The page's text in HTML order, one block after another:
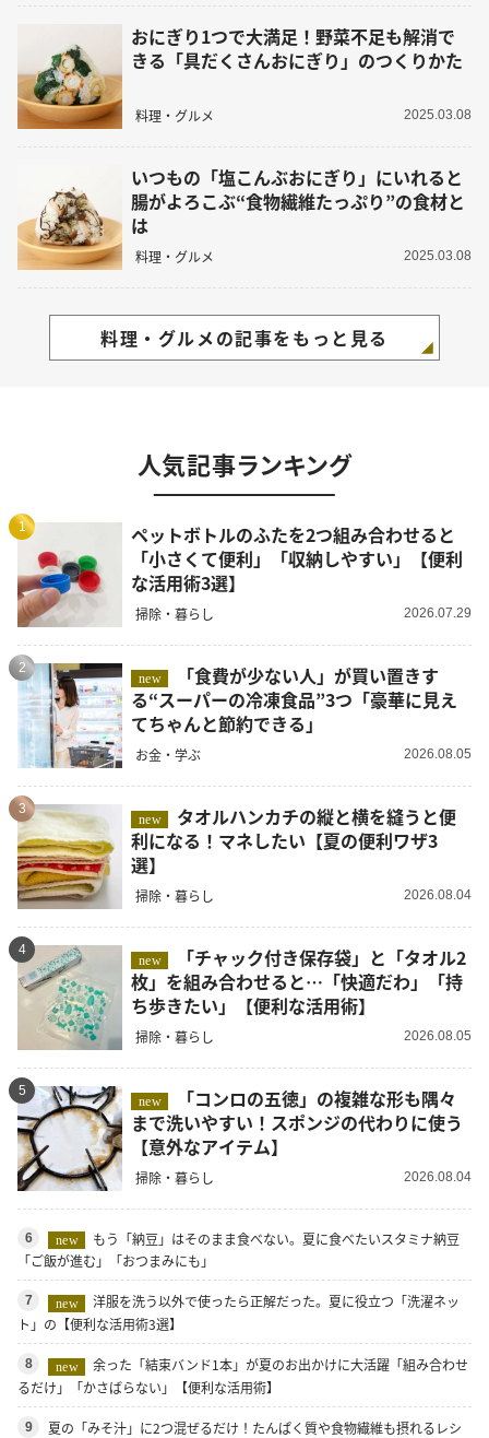
おにぎり1つで大満足！野菜不足も解消で
きる「具だくさんおにぎり」のつくりかた
料理・グルメ 2025.03.08
いつもの「塩こんぶおにぎり」にいれると
腸がよろこぶ“食物繊維たっぷり”の食材と
は
料理・グルメ 2025.03.08
料理・グルメの記事をもっと見る
人気記事ランキング
1
ペットボトルのふたを2つ組み合わせると
「小さくて便利」「収納しやすい」【便利
な活用術3選】
掃除・暮らし 2026.07.29
2
new
る“スーパーの冷凍食品”3つ「豪華に見え
てちゃんと節約できる」
お金・学ぶ 2026.08.05
3
new
利になる！マネしたい【夏の便利ワザ3
選】
掃除・暮らし 2026.08.04
4
new
枚」を組み合わせると…「快適だわ」「持
ち歩きたい」【便利な活用術】
掃除・暮らし 2026.08.05
5
new
まで洗いやすい！スポンジの代わりに使う
【意外なアイテム】
掃除・暮らし 2026.08.04
6 new
もう「納豆」はそのまま食べない。夏に食べたいスタミナ納豆
「ご飯が進む」「おつまみにも」
7 new
洋服を洗う以外で使ったら正解だった。夏に役立つ「洗濯ネッ
ト」の【便利な活用術3選】
8 new
余った「結束バンド1本」が夏のお出かけに大活躍「組み合わせ
るだけ」「かさばらない」【便利な活用術】
9
夏の「みそ汁」に2つ混ぜるだけ！たんぱく質や食物繊維も摂れるレシ